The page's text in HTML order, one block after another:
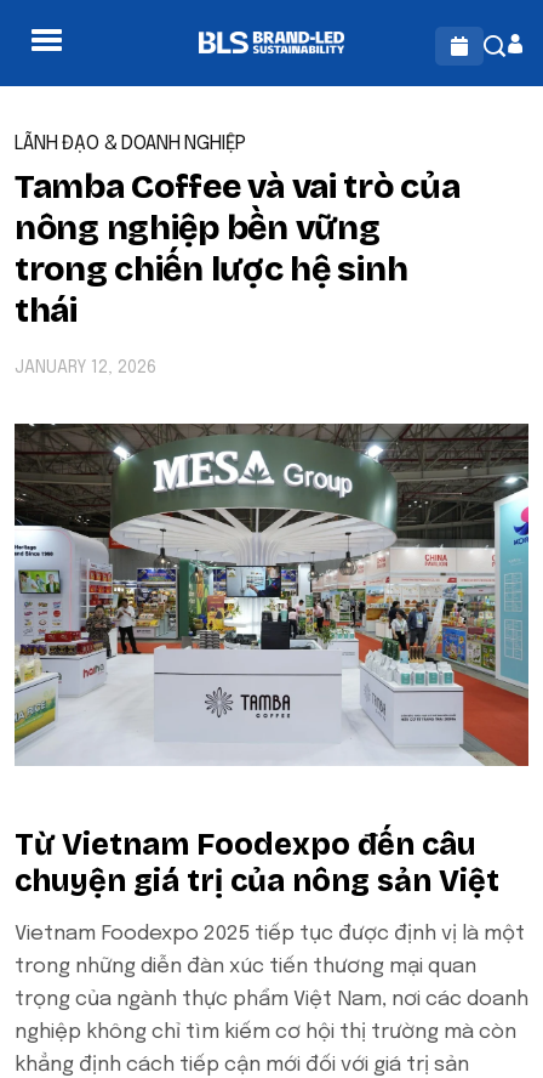
LÃNH ĐẠO & DOANH NGHIỆP
Tamba Coffee và vai trò của
nông nghiệp bền vững
trong chiến lược hệ sinh
thái
JANUARY 12, 2026
Từ Vietnam Foodexpo đến câu
chuyện giá trị của nông sản Việt
Vietnam Foodexpo 2025 tiếp tục được định vị là một
trong những diễn đàn xúc tiến thương mại quan
trọng của ngành thực phẩm Việt Nam, nơi các doanh
nghiệp không chỉ tìm kiếm cơ hội thị trường mà còn
khẳng định cách tiếp cận mới đối với giá trị sản